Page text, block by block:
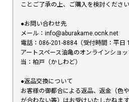
ことご了承の上、ご購入を検討ください
●お問い合わせ先
メール：info@aburakame.ocnk.net
電話：086-201-8884（受付時間：平日
アートスペース油亀のオンラインショ
当：柏戸（かしわど）
●返品交換について
お客様の御都合による返品、返金（色
が合わない等）はお受けいたしかねま